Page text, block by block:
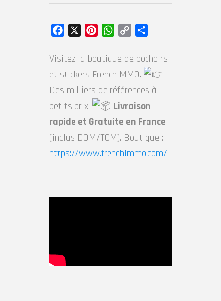
Facebook PinterestWhatsApp
Copy
Visitez la boutique de pochoirs
et stickers FrenchIMMO.
Des milliers de références à
petits prix,
Livraison
rapide et Gratuite en France
(inclus DOM/TOM). Boutique :
https://www.frenchimmo.com/